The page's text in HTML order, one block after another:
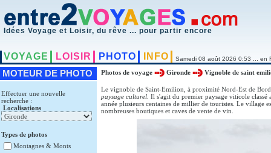
Idées Voyage et Loisir, du rêve ... pour partir encore
VOYAGE LOISIR PHOTO INFO Samedi 08 août 2026 0:53 ... en
MOTEUR DE PHOTO
Effectuer une nouvelle
recherche :
Localisations
Types de photos
Montagnes & Monts
Photos de voyage Gironde Vignoble de saint
Le vignoble de Saint-Emilion, à proximité Nord-Est de
paysage culturel . Il s'agit du premier paysage viticole
année plusieurs centaines de millier de touristes. Le village
nombreuses boutiques et caves de vente de vin.